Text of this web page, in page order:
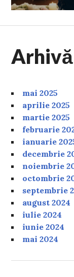
Arhivă
mai 2025
aprilie 2025
martie 2025
februarie
ianuarie
decembrie
noiembrie
octombrie
septembrie
august 2024
iulie 2024
iunie 2024
mai 2024